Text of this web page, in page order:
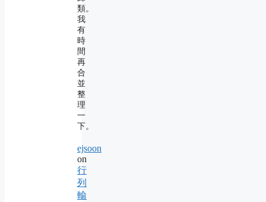
類。
我
有
時
間
再
合
並
整
理
一
下。
ejsoon
on
行
列
輸